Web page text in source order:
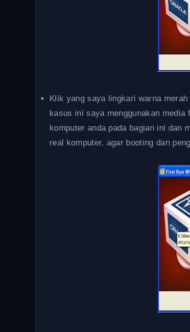
Klik yang saya lingkari warna
kasus ini saya menggunakan
komputer anda pada bagian ini dan
real komputer, agar booting dan